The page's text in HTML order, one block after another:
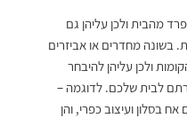
מהבית ולכן עליהן גם
בשונה מחדרים או אביזרים
ולכן עליהן להיבחר
לבית שלכם. לדוגמה –
בסלון ועיצוב כפרי, והן